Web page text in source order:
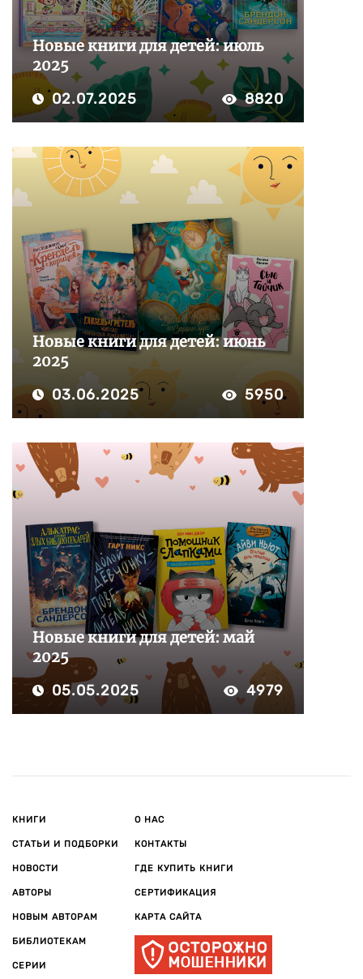
Новые книги для детей: июль
2025
02.07.2025 8820
Новые книги для детей: июнь
2025
03.06.2025 5950
Новые книги для детей: май
2025
05.05.2025 4979
КНИГИ
СТАТЬИ И ПОДБОРКИ
НОВОСТИ
АВТОРЫ
НОВЫМ АВТОРАМ
БИБЛИОТЕКАМ
СЕРИИ
О НАС
КОНТАКТЫ
ГДЕ КУПИТЬ КНИГИ
СЕРТИФИКАЦИЯ
КАРТА САЙТА